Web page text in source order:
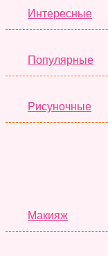
Интересные
Популярные
Рисуночные
Макияж